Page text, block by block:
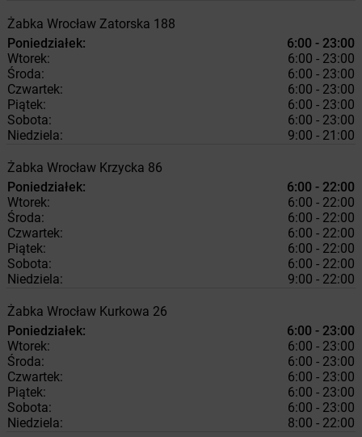
Żabka Wrocław Zatorska 188
Poniedziałek:
6:00 - 23:00
Wtorek:
6:00 - 23:00
Środa:
6:00 - 23:00
Czwartek:
6:00 - 23:00
Piątek:
6:00 - 23:00
Sobota:
6:00 - 23:00
Niedziela:
9:00 - 21:00
Żabka Wrocław Krzycka 86
Poniedziałek:
6:00 - 22:00
Wtorek:
6:00 - 22:00
Środa:
6:00 - 22:00
Czwartek:
6:00 - 22:00
Piątek:
6:00 - 22:00
Sobota:
6:00 - 22:00
Niedziela:
9:00 - 22:00
Żabka Wrocław Kurkowa 26
Poniedziałek:
6:00 - 23:00
Wtorek:
6:00 - 23:00
Środa:
6:00 - 23:00
Czwartek:
6:00 - 23:00
Piątek:
6:00 - 23:00
Sobota:
6:00 - 23:00
Niedziela:
8:00 - 22:00